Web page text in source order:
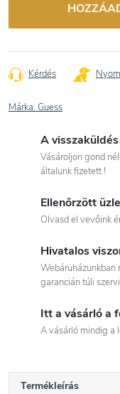
Kérdés
Márka: Guess
A
Vásároljon gond
általunk fizetett !
Ellenőrzött
Olvasd el vevőink
Hivatalos
Webáruházunkban
garancián túli
Itt a vásárló a
A vásárló mindig a
Termékleírás